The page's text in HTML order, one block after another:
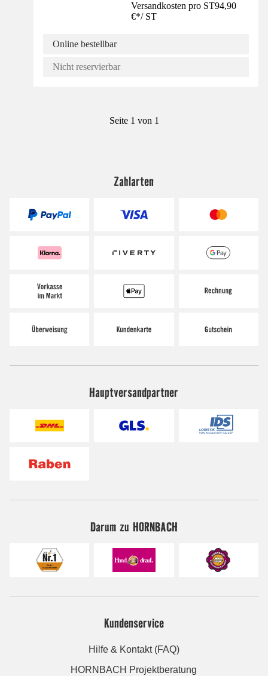
Versandkosten pro ST94,90
€*/ ST
Online bestellbar
Nicht reservierbar
Seite 1 von 1
Zahlarten
Hauptversandpartner
Darum zu HORNBACH
Kundenservice
Hilfe & Kontakt (FAQ)
HORNBACH Projektberatung